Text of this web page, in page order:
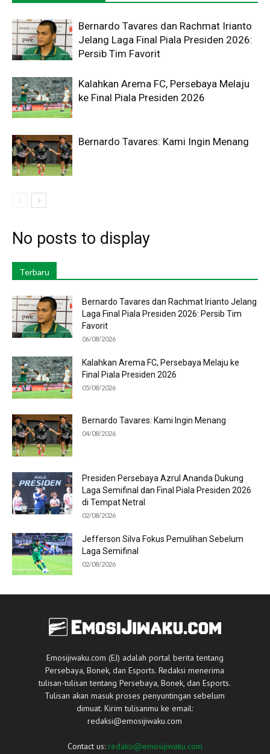
Bernardo Tavares dan Rachmat Irianto
Jelang Laga Final Piala Presiden 2026:
Persib Tim Favorit
Kalahkan Arema FC, Persebaya Melaju
ke Final Piala Presiden 2026
Bernardo Tavares: Kami Ingin Menang
No posts to display
Terbaru
Bernardo Tavares dan Rachmat Irianto Jelang
Laga Final Piala Presiden 2026: Persib Tim
Favorit
06/08/2026
Kalahkan Arema FC, Persebaya Melaju ke
Final Piala Presiden 2026
05/08/2026
Bernardo Tavares: Kami Ingin Menang
04/08/2026
Presiden Persebaya Azrul Ananda Dukung
Laga Semifinal dan Final Piala Presiden 2026
di Tempat Netral
02/08/2026
Jefferson Silva Fokus Pemulihan Sebelum
Laga Semifinal
02/08/2026
Emosijiwaku.com (EJ) adalah portal berita tentang
Persebaya, Bonek, dan Esports. Redaksi menerima
tulisan-tulisan tentang Persebaya, Bonek, dan Esports.
Tulisan akan masuk proses penyuntingan sebelum
dimuat. Kirim tulisanmu ke email:
redaksi@emosijiwaku.com
Contact us: redaksi@emosijiwaku.com